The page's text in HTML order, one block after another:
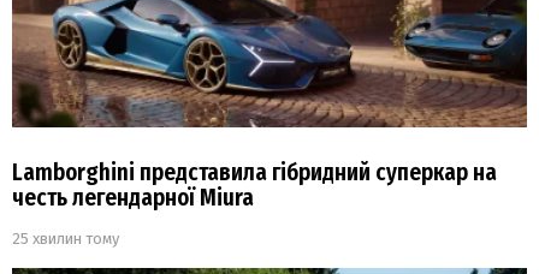
Lamborghini представила гібридний суперкар на
честь легендарної Miura
25 хвилин тому